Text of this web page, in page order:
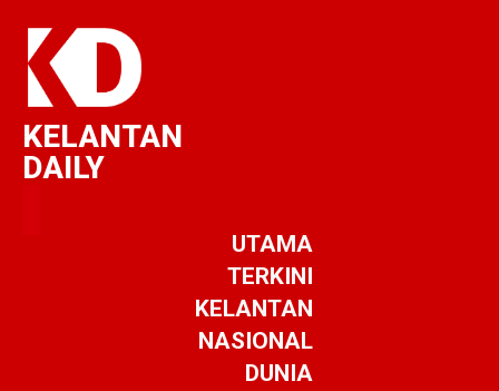
KELANTAN
DAILY
UTAMA
TERKINI
KELANTAN
NASIONAL
DUNIA